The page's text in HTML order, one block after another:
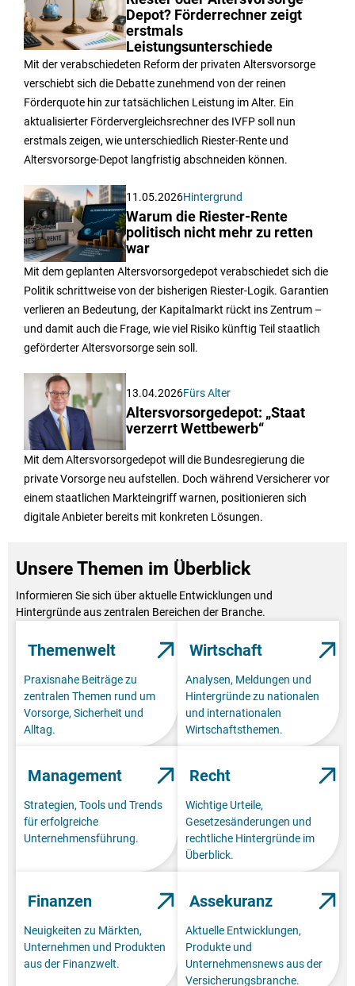
Depot? Förderrechner zeigt
erstmals
Leistungsunterschiede
Mit der verabschiedeten Reform der privaten Altersvorsorge
verschiebt sich die Debatte zunehmend von der reinen
Förderquote hin zur tatsächlichen Leistung im Alter. Ein
aktualisierter Fördervergleichsrechner des IVFP soll nun
erstmals zeigen, wie unterschiedlich Riester-Rente und
Altersvorsorge-Depot langfristig abschneiden können.
11.05.2026Hintergrund
Warum die Riester-Rente
politisch nicht mehr zu retten
war
Mit dem geplanten Altersvorsorgedepot verabschiedet sich die
Politik schrittweise von der bisherigen Riester-Logik. Garantien
verlieren an Bedeutung, der Kapitalmarkt rückt ins Zentrum –
und damit auch die Frage, wie viel Risiko künftig Teil staatlich
geförderter Altersvorsorge sein soll.
13.04.2026Fürs Alter
Altersvorsorgedepot: „Staat
verzerrt Wettbewerb“
Mit dem Altersvorsorgedepot will die Bundesregierung die
private Vorsorge neu aufstellen. Doch während Versicherer vor
einem staatlichen Markteingriff warnen, positionieren sich
digitale Anbieter bereits mit konkreten Lösungen.
Unsere Themen im Überblick
Informieren Sie sich über aktuelle Entwicklungen und
Hintergründe aus zentralen Bereichen der Branche.
Themenwelt
Praxisnahe Beiträge zu
zentralen Themen rund um
Vorsorge, Sicherheit und
Alltag.
Wirtschaft
Analysen, Meldungen und
Hintergründe zu nationalen
und internationalen
Wirtschaftsthemen.
Management
Strategien, Tools und Trends
für erfolgreiche
Unternehmensführung.
Recht
Wichtige Urteile,
Gesetzesänderungen und
rechtliche Hintergründe im
Überblick.
Finanzen
Neuigkeiten zu Märkten,
Unternehmen und Produkten
aus der Finanzwelt.
Assekuranz
Aktuelle Entwicklungen,
Produkte und
Unternehmensnews aus der
Versicherungsbranche.